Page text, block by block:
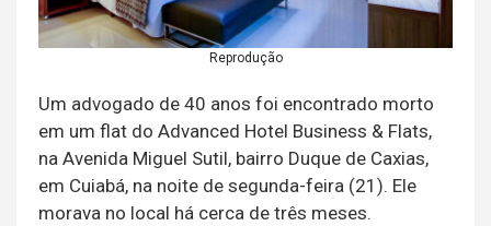
Reprodução
Um advogado de 40 anos foi encontrado morto
em um flat do Advanced Hotel Business & Flats,
na Avenida Miguel Sutil, bairro Duque de Caxias,
em Cuiabá, na noite de segunda-feira (21). Ele
morava no local há cerca de três meses.